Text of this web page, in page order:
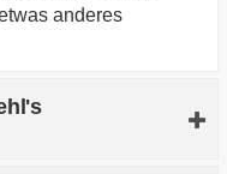
anderes